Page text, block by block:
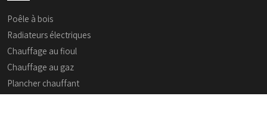
Poêle à bois
Radiateurs électriques
Chauffage au fioul
Chauffage au gaz
Plancher chauffant